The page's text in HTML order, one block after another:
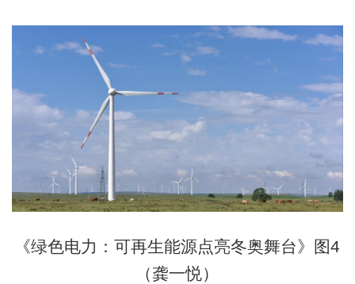
《绿色电力：可再生能源点亮冬奥舞台》图4
（龚一悦）